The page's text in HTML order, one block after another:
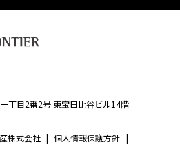
株式会社 | 個人情報保護方針 |
丁目2番2号 東宝日比谷ビル14階